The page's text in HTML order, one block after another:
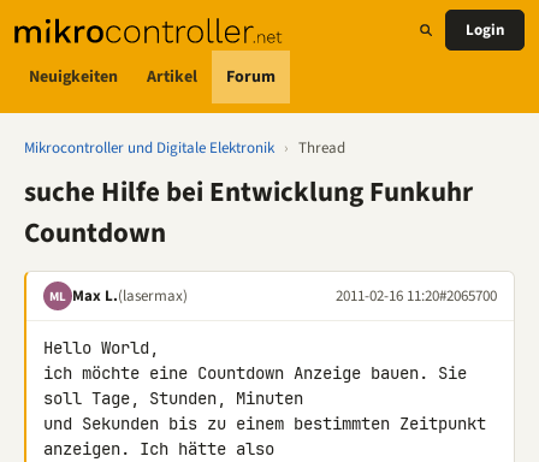
Neuigkeiten Artikel Forum
Login
Mikrocontroller und Digitale Elektronik › Thread
suche Hilfe bei Entwicklung Funkuhr
Countdown
ML Max L.(lasermax) 2011-02-16 11:20#2065700
Hello World,
ich möchte eine Countdown Anzeige bauen. Sie
soll Tage, Stunden, Minuten
und Sekunden bis zu einem bestimmten Zeitpunkt
anzeigen. Ich hätte also